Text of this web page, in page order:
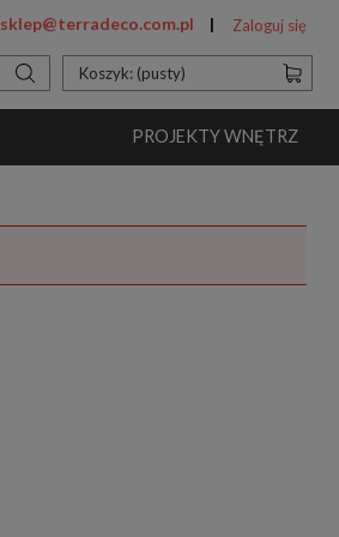
sklep@terradeco.com.pl Zaloguj się
Koszyk: (pusty)
PROJEKTY WNĘTRZ